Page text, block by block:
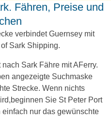
verbindet Guernsey mit
Sark Shipping.
Sark Fähre mit AFerry.
angezeigte Suchmaske
Strecke. Wenn nichts
Sie St Peter Port
nur das gewünschte